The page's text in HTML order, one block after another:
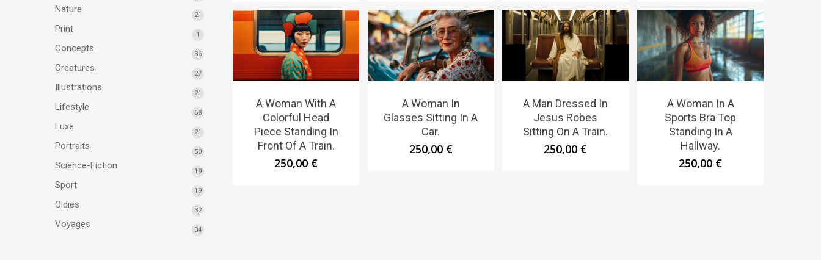
Nature
21
Print
1
Concepts
36
Créatures
27
Illustrations
21
Lifestyle
68
Luxe
21
Portraits
50
Science-Fiction
19
Sport
19
Oldies
32
Voyages
34
A Woman With A
Colorful Head
Piece Standing In
Front Of A Train.
250,00 €
A Woman In
Glasses Sitting In A
Car.
250,00 €
A Man Dressed In
Jesus Robes
Sitting On A Train.
250,00 €
A Woman In A
Sports Bra Top
Standing In A
Hallway.
250,00 €